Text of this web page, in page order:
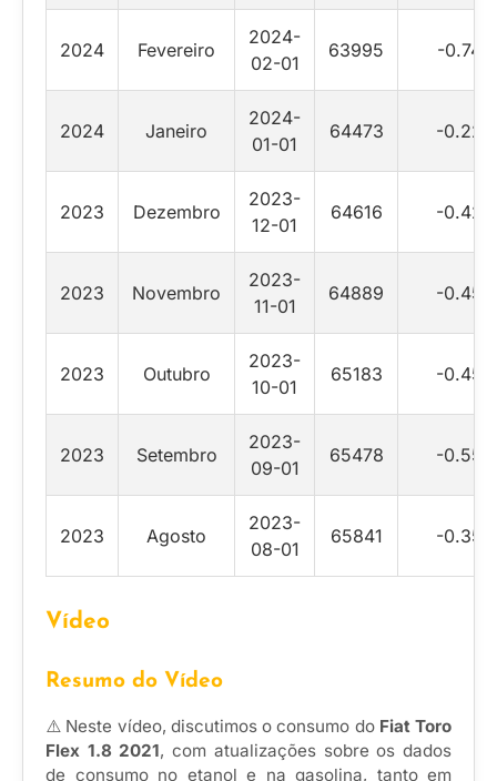
2024 Fevereiro
2024-
02-01
63995 -0.74
2024 Janeiro
2024-
01-01
64473 -0.22
2023 Dezembro
2023-
12-01
64616 -0.42
2023 Novembro
2023-
11-01
64889 -0.45
2023 Outubro
2023-
10-01
65183 -0.45
2023 Setembro
2023-
09-01
65478 -0.55
2023 Agosto
2023-
08-01
65841 -0.35
Vídeo
Resumo do Vídeo
⚠️ Neste vídeo, discutimos o consumo do Fiat Toro
Flex 1.8 2021, com atualizações sobre os dados
de consumo no etanol e na gasolina, tanto em